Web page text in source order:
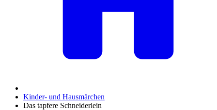
Kinder- und Hausmärchen
Das tapfere Schneiderlein